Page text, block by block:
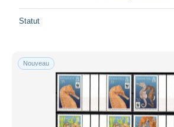
Statut
Nouveau